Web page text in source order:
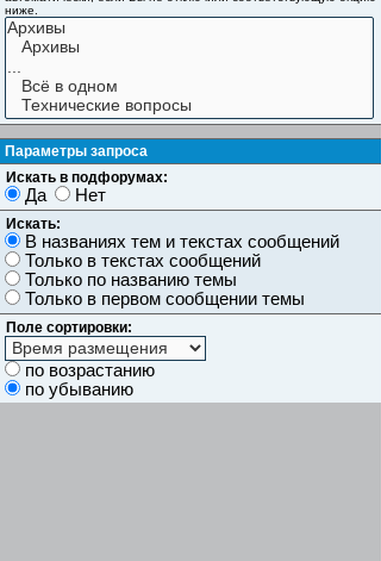
ниже.
Параметры запроса
Искать в подфорумах:
Да Нет
Искать:
В названиях тем и текстах сообщений
Только в текстах сообщений
Только по названию темы
Только в первом сообщении темы
Поле сортировки:
по возрастанию
по убыванию